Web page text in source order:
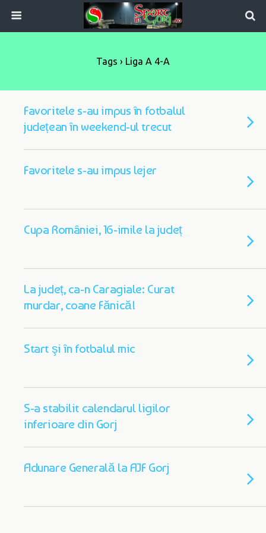
Tags › Liga A 4-A
Favoritele s-au impus în fotbalul
județean în weekend-ul trecut
Favoritele s-au impus lejer
Cupa României, 16-imile la județ
La județ, ca-n Caragiale: Curat
murdar, coane Fănică!
Start şi în fotbalul mic
S-a stabilit calendarul ligilor
inferioare din Gorj
Adunare Generală la AJF Gorj